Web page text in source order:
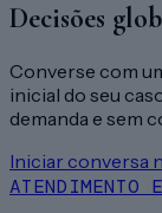
Decisões
Converse com
inicial do seu
demanda e sem
Iniciar conversa
ATENDIMENTO